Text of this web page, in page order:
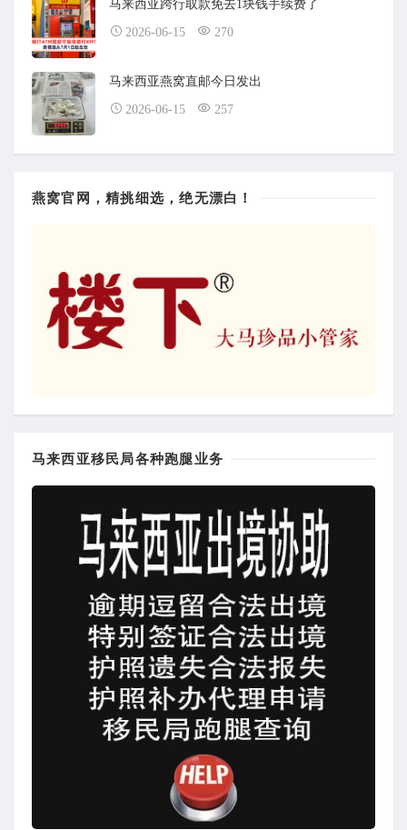
马来西亚跨行取款免去1块钱手续费了
2026-06-15 270
马来西亚燕窝直邮今日发出
2026-06-15 257
燕窝官网，精挑细选，绝无漂白！
马来西亚移民局各种跑腿业务